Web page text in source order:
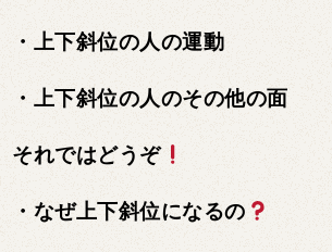
・上下斜位の人の運動
・上下斜位の人のその他の面
それではどうぞ
・なぜ上下斜位になるの